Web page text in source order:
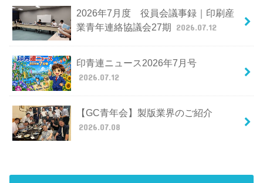
2026年7月度 役員会議事録｜印刷産
業青年連絡協議会27期 2026.07.12
印青連ニュース2026年7月号
2026.07.12
【GC青年会】製版業界のご紹介
2026.07.08